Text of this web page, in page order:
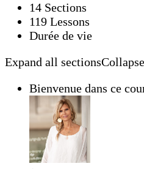
14 Sections
119 Lessons
Durée de vie
Expand all sections
Bienvenue dans ce